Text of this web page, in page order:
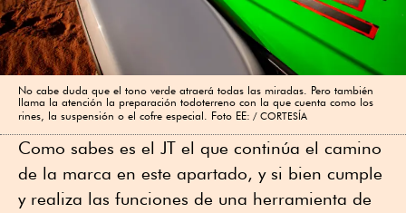
No cabe duda que el tono verde atraerá todas las miradas. Pero también
llama la atención la preparación todoterreno con la que cuenta como los
rines, la suspensión o el cofre especial. Foto EE:
CORTESÍA
Como sabes es el JT el que continúa el camino
de la marca en este apartado, y si bien cumple
y realiza las funciones de una herramienta de